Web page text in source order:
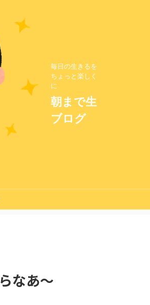
毎日の生きるを
ちょっと楽しく
に
朝まで生
ブログ
なあ〜